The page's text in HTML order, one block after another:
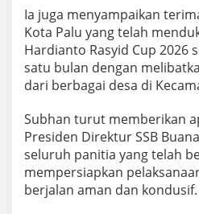
Ia juga menyampaikan
Kota Palu yang telah
Hardianto Rasyid Cup 2026
satu bulan dengan
dari berbagai desa di
Subhan turut memberikan
Presiden Direktur SSB
seluruh panitia yang telah
mempersiapkan
berjalan aman dan kondusif.